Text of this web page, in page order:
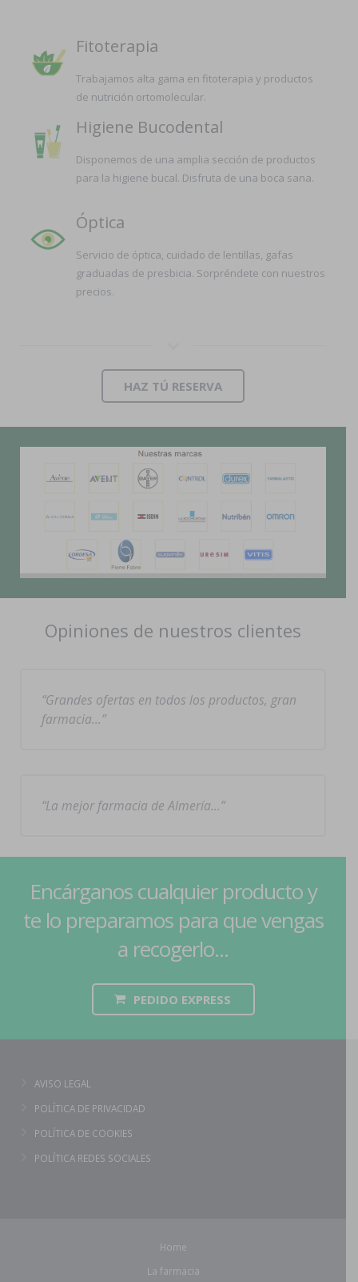
Fitoterapia
Trabajamos alta gama en fitoterapia y productos
de nutrición ortomolecular.
Higiene Bucodental
Disponemos de una amplia sección de productos
para la higiene bucal. Disfruta de una boca sana.
Óptica
Servicio de óptica, cuidado de lentillas, gafas
graduadas de presbicia. Sorpréndete con nuestros
precios.
HAZ TÚ RESERVA
Opiniones de nuestros clientes
Grandes ofertas en todos los productos, gran
farmacia…
La mejor farmacia de Almería…
Encárganos cualquier producto y
te lo preparamos para que vengas
a recogerlo...
PEDIDO EXPRESS
AVISO LEGAL
POLÍTICA DE PRIVACIDAD
POLÍTICA DE COOKIES
POLÍTICA REDES SOCIALES
Home
La farmacia